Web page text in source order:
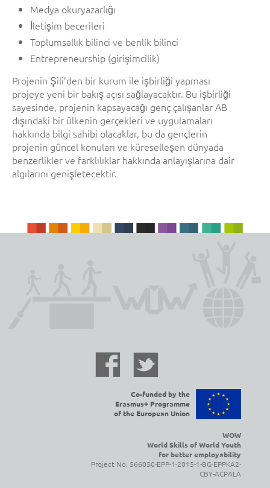
Medya okuryazarlığı
İletişim becerileri
Toplumsallık bilinci ve benlik bilinci
Entrepreneurship (girişimcilik)
Projenin Şili’den bir kurum ile işbirliği yapması
projeye yeni bir bakış açısı sağlayacaktır. Bu işbirliği
sayesinde, projenin kapsayacağı genç çalışanlar AB
dışındaki bir ülkenin gerçekleri ve uygulamaları
hakkında bilgi sahibi olacaklar, bu da gençlerin
projenin güncel konuları ve küreselleşen dünyada
benzerlikler ve farklılıklar hakkında anlayışlarına dair
algılarını genişletecektir.
Co-funded by the
Erasmus+ Programme
of the European Union
WOW
World Skills of World Youth
for better employability
Project No. 566050-EPP-1-2015-1-BG-EPPKA2-
CBY-ACPALA